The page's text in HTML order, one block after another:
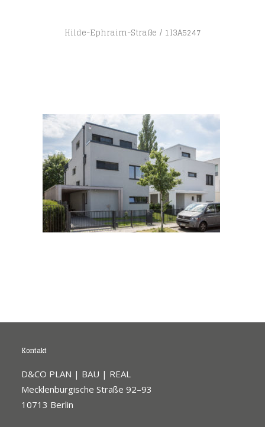
Hilde-Ephraim-Straße 1I3A5247
Kontakt
D&CO PLAN | BAU | REAL
Mecklenburgische Straße 92–93
10713 Berlin